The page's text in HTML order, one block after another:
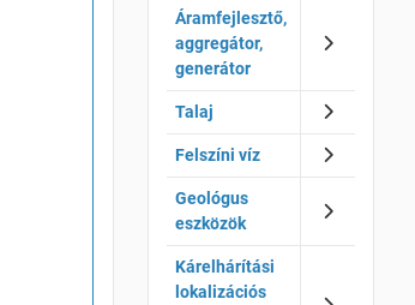
Áramfejlesztő,
aggregátor,
generátor
Talaj
Felszíni víz
Geológus
eszközök
Kárelhárítási
lokalizációs